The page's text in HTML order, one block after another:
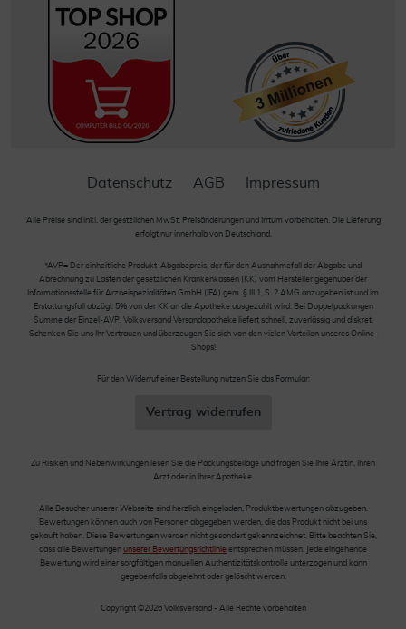
Datenschutz AGB Impressum
Alle Preise sind inkl. der gestzlichen MwSt. Preisänderungen und Irrtum vorbehalten. Die Lieferung
erfolgt nur innerhalb von Deutschland.
*AVP= Der einheitliche Produkt-Abgabepreis, der für den Ausnahmefall der Abgabe und
Abrechnung zu Lasten der gesetzlichen Krankenkassen (KK) vom Hersteller gegenüber der
Informationsstelle für Arzneispezialitäten GmbH (IFA) gem. § III 1, S. 2 AMG anzugeben ist und im
Erstattungsfall abzügl. 5% von der KK an die Apotheke ausgezahlt wird. Bei Doppelpackungen
Summe der Einzel-AVP. Volksversand Versandapotheke liefert schnell, zuverlässig und diskret.
Schenken Sie uns Ihr Vertrauen und überzeugen Sie sich von den vielen Vorteilen unseres Online-
Shops!
Für den Widerruf einer Bestellung nutzen Sie das Formular:
Vertrag widerrufen
Zu Risiken und Nebenwirkungen lesen Sie die Packungsbeilage und fragen Sie Ihre Ärztin, Ihren
Arzt oder in Ihrer Apotheke.
Alle Besucher unserer Webseite sind herzlich eingeladen, Produktbewertungen abzugeben.
Bewertungen können auch von Personen abgegeben werden, die das Produkt nicht bei uns
gekauft haben. Diese Bewertungen werden nicht gesondert gekennzeichnet. Bitte beachten Sie,
dass alle Bewertungen unserer Bewertungsrichtlinie entsprechen müssen. Jede eingehende
Bewertung wird einer sorgfältigen manuellen Authentizitätskontrolle unterzogen und kann
gegebenfalls abgelehnt oder gelöscht werden.
Copyright ©2026 Volksversand - Alle Rechte vorbehalten